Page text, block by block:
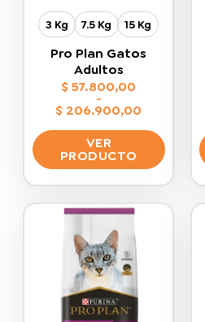
3 Kg 7.5 Kg 15 Kg
Pro Plan Gatos
Adultos
$57.800,00
-
$ 206.900,00
Rango
de
precios:
desde
$ 57.800,00
$ 206.900,00
VER
PRODUCTO
tiene
múltiples
variantes.
Las
opciones
se
pueden